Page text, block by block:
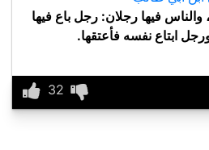
والناس فيها رجلان: رجل باع فيها
ابتاع نفسه فأعتقها.